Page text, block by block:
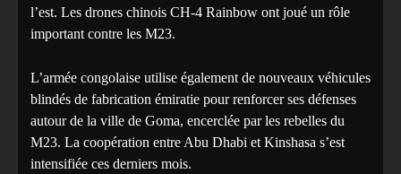
l’est. Les drones chinois CH-4 Rainbow ont joué un rôle
important contre les M23.
L’armée congolaise utilise également de nouveaux véhicules
blindés de fabrication émiratie pour renforcer ses défenses
autour de la ville de Goma, encerclée par les rebelles du
M23. La coopération entre Abu Dhabi et Kinshasa s’est
intensifiée ces derniers mois.